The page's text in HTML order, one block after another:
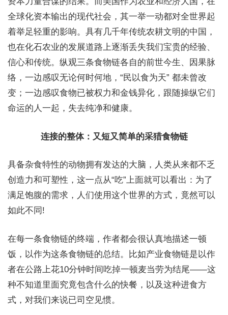
全球化资本输出的现代社会，其一举一动都对全世界起
着举足轻重的影响。具有几千年传统农耕文明的中国，
也在化石农业的发展道路上逐渐丢失我们宝贵的经验、
信心和传统。纵观三条食物链各自的前世今生、因果脉
络，一边感叹无论何时何地，“民以食为天” 都未曾改
变；一边感叹食物已被权力和金钱异化，跟随操纵它们
命运的人一起，失去纯净和健康。
连接的整体：又短又简单的采猎食物链
具备杂食特性的动物拥有发达的大脑，人类从来都不乏
创造力和可塑性，这一点从“吃”上面就可以看出：为了
满足饱腹的需求，人们使用这个世界的方式，竟然可以
如此不同!
在每一条食物链的终端，作者都会很认真地描述一顿
饭，以作为这条食物链的总结。比如产业食物链是以作
者在公路上花10分钟时间吃掉一顿麦当劳为结尾——这
种不知道里面究竟包含什么的快餐，以及这种进食方
式，对我们来说已司空见惯。